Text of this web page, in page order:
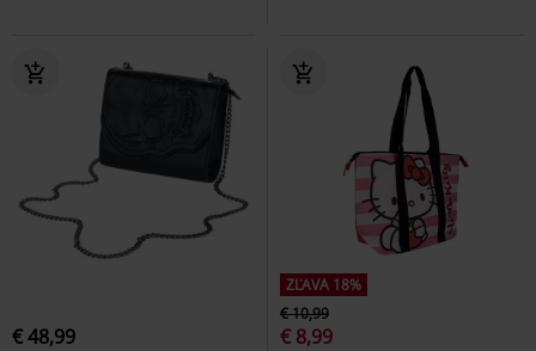
€ 48,99
ZĽAVA 18%
€ 10,99
€ 8,99